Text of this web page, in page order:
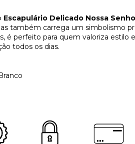
Escapulário Delicado Nossa
também carrega um simbolismo
é perfeito para quem valoriza estilo
todos os dias.